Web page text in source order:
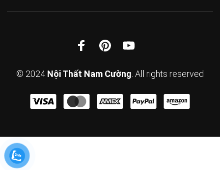
© 2024 Nội Thất Nam Cường . All rights reserved